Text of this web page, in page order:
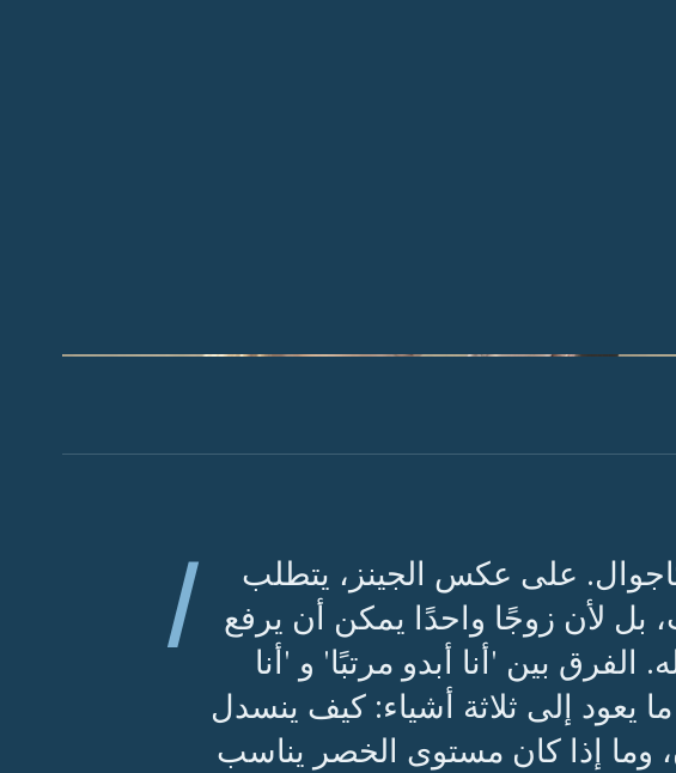
ا
على عكس الجينز، يتطلب
بل لأن زوجًا واحدًا يمكن أن يرفع
بين 'أنا أبدو مرتبًا' و 'أنا
ما يعود إلى ثلاثة أشياء: كيف ينسدل
وما إذا كان مستوى الخصر يناسب